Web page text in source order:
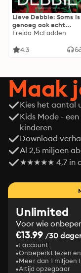
Lieve Debbie: Soms is
genoeg ook echt
genoeg...
Freida McFadden
4.3
Maak
Kies het aantal
Kids Mode -
kinderen
Download
Al 2,5 miljoen
★★★★★ 4,7 in
Unlimited
Voor wie
€13.99 /30
1 account
Onbeperkt lezen
Meer dan 1 miljoen
Altijd opzegbaar